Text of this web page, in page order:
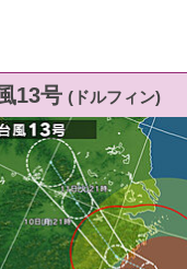
13号 (ドルフィン)